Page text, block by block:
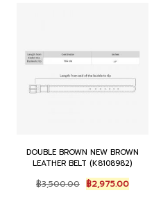
DOUBLE BROWN NEW BROWN
LEATHER BELT (K8108982)
฿3,500.00 Original
price
฿2,975.00Current
price